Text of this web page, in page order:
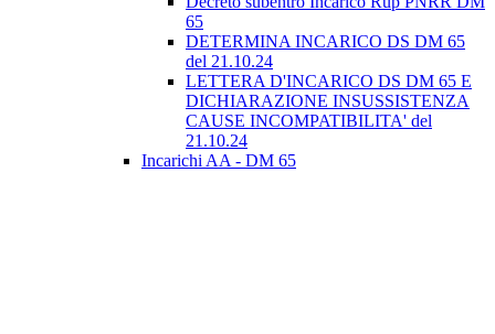
65
DETERMINA INCARICO DS DM 65
del 21.10.24
LETTERA D'INCARICO DS DM 65 E
DICHIARAZIONE INSUSSISTENZA
CAUSE INCOMPATIBILITA' del
21.10.24
Incarichi AA - DM 65